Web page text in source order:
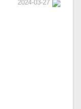
2024-03-27